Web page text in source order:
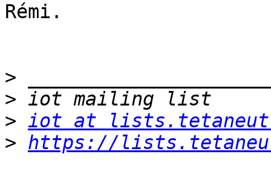
Rémi.
>
>
> iot at
> https://